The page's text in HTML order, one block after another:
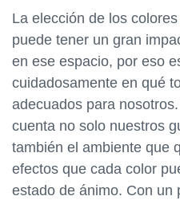
La elección de los
puede tener un gran
en ese espacio, por eso
cuidadosamente en qué
adecuados para
cuenta no solo nuestros
también el ambiente que
efectos que cada color
estado de ánimo. Con un